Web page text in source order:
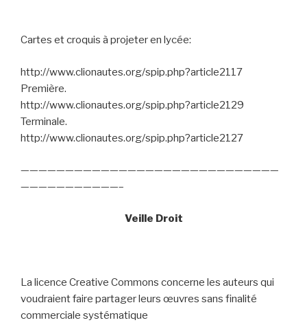
Cartes et croquis à projeter en lycée:
http://www.clionautes.org/spip.php?article2117
Première.
http://www.clionautes.org/spip.php?article2129
Terminale.
http://www.clionautes.org/spip.php?article2127
—————————————————————————————
———————————–
Veille Droit
La licence Creative Commons concerne les auteurs qui
voudraient faire partager leurs œuvres sans finalité
commerciale systématique